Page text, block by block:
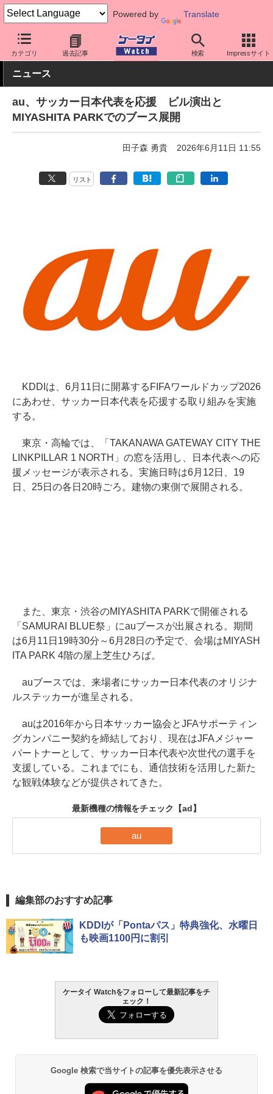
Powered by Translate
カテゴリ 過去記事 検索 Impressサイト
ケータイ Watch 業界動向
ニュース
au、サッカー日本代表を応援 ビル演出と
MIYASHITA PARKでのブース展開
田子森 勇貴 2026年6月11日 11:55
リスト
KDDIは、6月11日に開幕するFIFAワールドカップ2026
にあわせ、サッカー日本代表を応援する取り組みを実施
する。
東京・高輪では、「TAKANAWA GATEWAY CITY THE
LINKPILLAR 1 NORTH」の窓を活用し、日本代表への応
援メッセージが表示される。実施日時は6月12日、19
日、25日の各日20時ごろ。建物の東側で展開される。
また、東京・渋谷のMIYASHITA PARKで開催される
「SAMURAI BLUE祭」にauブースが出展される。期間
は6月11日19時30分～6月28日の予定で、会場はMIYASH
ITA PARK 4階の屋上芝生ひろば。
auブースでは、来場者にサッカー日本代表のオリジナ
ルステッカーが進呈される。
auは2016年から日本サッカー協会とJFAサポーティン
グカンパニー契約を締結しており、現在はJFAメジャー
パートナーとして、サッカー日本代表や次世代の選手を
支援している。これまでにも、通信技術を活用した新た
な観戦体験などが提供されてきた。
最新機種の情報をチェック 【ad】
au
編集部のおすすめ記事
KDDIが「Pontaパス」特典強化、水曜日
も映画1100円に割引
ケータイ Watchをフォローして最新記事をチ
ェック！
Google 検索で当サイトの記事を優先表示させる